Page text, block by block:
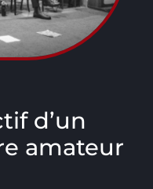
d’un
amateur